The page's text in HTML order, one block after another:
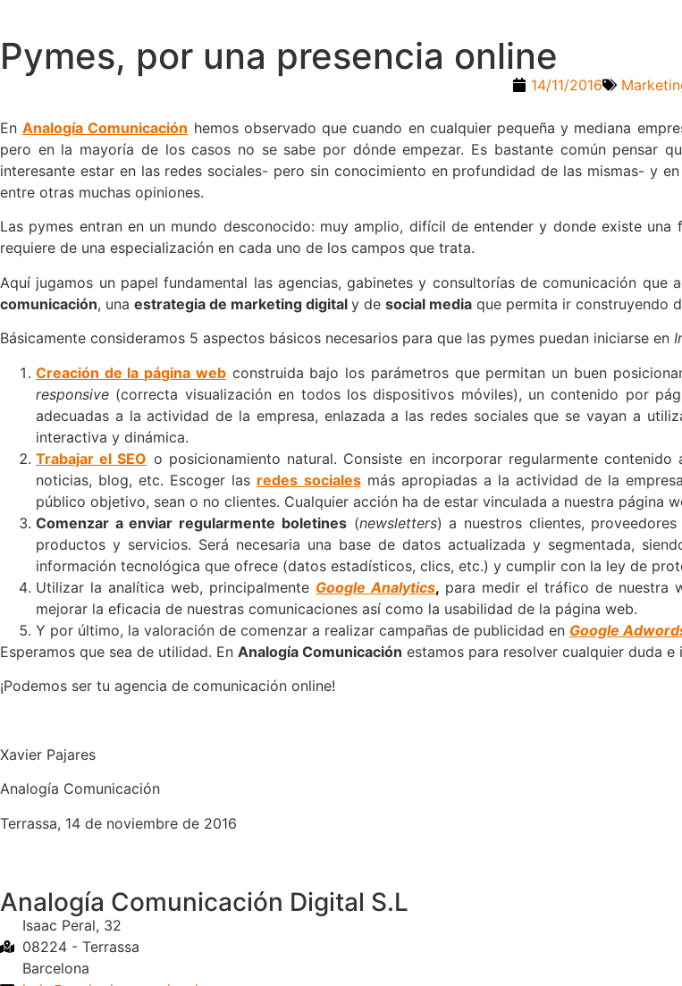
Pymes, por una presencia online
14/11/2016
EnAnalogía Comunicación hemos observado que cuando en cualquier pequeña y mediana
pero en la mayoría de los casos no se sabe por dónde empezar. Es bastante común pensar
interesante estar en las redes sociales- pero sin conocimiento en profundidad de las mismas- y
entre otras muchas opiniones.
Las pymes entran en un mundo desconocido: muy amplio, difícil de entender y donde existe
requiere de una especialización en cada uno de los campos que trata.
Aquí jugamos un papel fundamental las agencias, gabinetes y consultorías de comunicación
comunicación, una estrategia de marketing digital y de social media que permita ir construyendo
Básicamente consideramos 5 aspectos básicos necesarios para que las pymes puedan iniciarse en
Creación de la página webconstruida bajo los parámetros que permitan un buen
responsive (correcta visualización en todos los dispositivos móviles), un contenido por
adecuadas a la actividad de la empresa, enlazada a las redes sociales que se vayan a
interactiva y dinámica.
Trabajar el SEO o posicionamiento natural. Consiste en incorporar regularmente
noticias, blog, etc. Escoger las redes socialesmás apropiadas a la actividad de la
público objetivo, sean o no clientes. Cualquier acción ha de estar vinculada a nuestra página
Comenzar a enviar regularmente boletines(newsletters) a nuestros clientes,
productos y servicios. Será necesaria una base de datos actualizada y segmentada,
información tecnológica que ofrece (datos estadísticos, clics, etc.) y cumplir con la ley de
Utilizar la analítica web, principalmente Google Analytics, para medir el tráfico de nuestra
mejorar la eficacia de nuestras comunicaciones así como la usabilidad de la página web.
Y por último, la valoración de comenzar a realizar campañas de publicidad en Google
Esperamos que sea de utilidad. En Analogía Comunicación estamos para resolver cualquier duda
¡Podemos ser tu agencia de comunicación online!
Xavier Pajares
Analogía Comunicación
Terrassa, 14 de noviembre de 2016
Analogía Comunicación Digital S.L
Isaac Peral, 32
08224 - Terrassa
Barcelona